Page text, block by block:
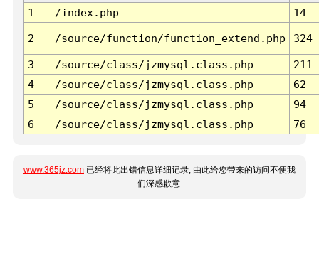
1
/index.php 14
2 /source/function/function_extend.php 324
3 /source/class/jzmysql.class.php
211
4
/source/class/jzmysql.class.php
62
5
/source/class/jzmysql.class.php
94
6
/source/class/jzmysql.class.php 76
www.365jz.com 已经将此出错信息详细记录, 由此给您带来的访问不便我
们深感歉意.